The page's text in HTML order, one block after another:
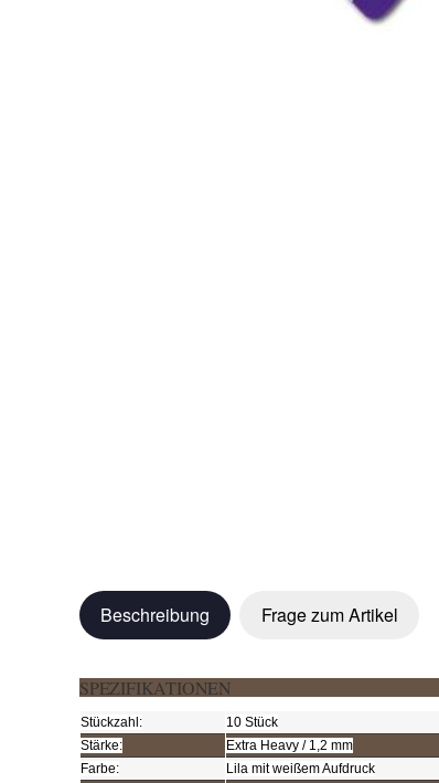
Beschreibung Frage zum Artikel
SPEZIFIKATIONEN
Stückzahl:
10 Stück
Stärke:
Extra Heavy / 1,2 mm
Farbe:
Lila mit weißem Aufdruck